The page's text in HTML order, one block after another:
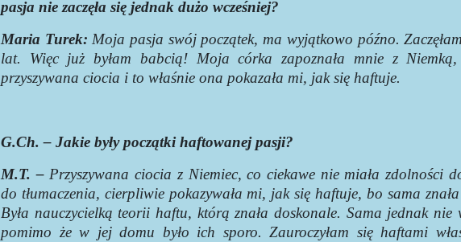
pasja nie zaczęła się jednak dużo wcześniej?
Maria Turek: Moja pasja swój początek, ma wyjątkowo późno.
lat. Więc już byłam babcią! Moja córka zapoznała mnie z
przyszywana ciocia i to właśnie ona pokazała mi, jak się haftuje.
G.Ch. – Jakie były początki haftowanej pasji?
M.T. –Przyszywana ciocia z Niemiec, co ciekawe nie miała zdolności
do tłumaczenia, cierpliwie pokazywała mi, jak się haftuje, bo sama
Była nauczycielką teorii haftu, którą znała doskonale. Sama jednak nie
pomimo że w jej domu było ich sporo. Zauroczyłam się haftami